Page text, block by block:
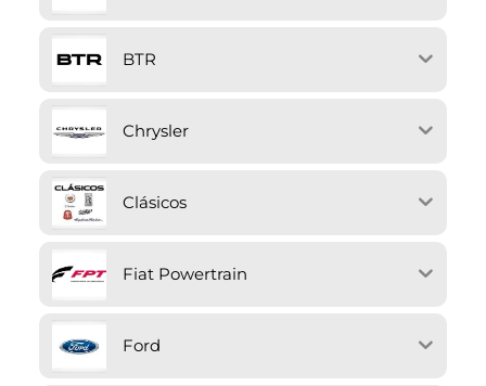
BTR
Chrysler
Clásicos
Fiat Powertrain
Ford